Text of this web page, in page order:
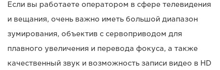
Если вы работаете оператором в сфере телевидения
и вещания, очень важно иметь большой диапазон
зумирования, объектив с сервоприводом для
плавного увеличения и перевода фокуса, а также
качественный звук и возможность записи видео в HD